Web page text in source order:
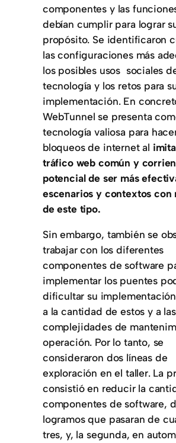
componentes y las
debían cumplir para lograr
propósito. Se identificaron
las configuraciones más
los posibles usos sociales
tecnología y los retos para
implementación. En
WebTunnel se presenta
tecnología valiosa para
bloqueos de internet al
tráfico web común y
potencial de ser más
escenarios y contextos con
de este tipo.
Sin embargo, también se
trabajar con los diferentes
componentes de software
implementar los puentes
dificultar su
a la cantidad de estos y a las
complejidades de
operación. Por lo tanto, se
consideraron dos líneas de
exploración en el taller. La
consistió en reducir la
componentes de software,
logramos que pasaran de
tres, y, la segunda, en